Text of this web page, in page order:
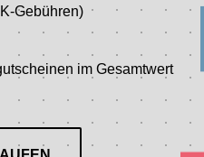
Gebühren)
im Gesamtwert